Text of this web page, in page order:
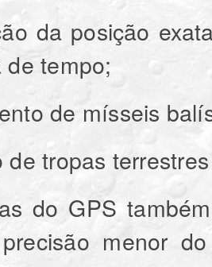
da posição
tempo;
de mísseis
de tropas
do GPS
menor